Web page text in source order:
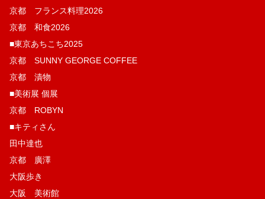
京都 フランス料理2026
京都 和食2026
■東京あちこち2025
京都 SUNNY GEORGE COFFEE
京都 漬物
■美術展 個展
京都 ROBYN
■キティさん
田中達也
京都 廣澤
大阪歩き
大阪 美術館